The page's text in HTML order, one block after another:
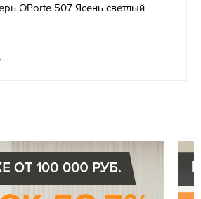
OPorte 507 Ясень светлый